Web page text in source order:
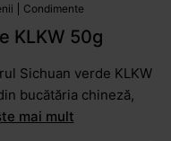
Condimente
KLKW 50g
Sichuan verde KLKW
bucătăria chineză,
mai mult